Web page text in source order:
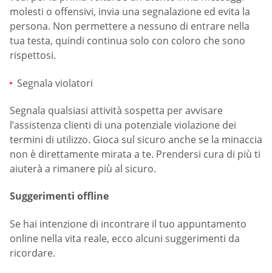
molesti o offensivi, invia una segnalazione ed evita la
persona. Non permettere a nessuno di entrare nella
tua testa, quindi continua solo con coloro che sono
rispettosi.
Segnala violatori
Segnala qualsiasi attività sospetta per avvisare
l’assistenza clienti di una potenziale violazione dei
termini di utilizzo. Gioca sul sicuro anche se la minaccia
non è direttamente mirata a te. Prendersi cura di più ti
aiuterà a rimanere più al sicuro.
Suggerimenti offline
Se hai intenzione di incontrare il tuo appuntamento
online nella vita reale, ecco alcuni suggerimenti da
ricordare.